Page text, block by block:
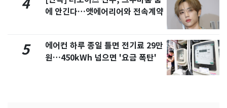
4
에 안긴다…앳에어리어와 전속계약
5
에어컨 하루 종일 틀면 전기료 29만
원…450kWh 넘으면 '요금 폭탄'